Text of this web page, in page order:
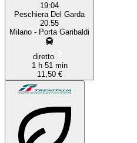
19:04
Peschiera Del Garda
20:55
Milano - Porta Garibaldi
diretto
1 h 51 min
11,50 €